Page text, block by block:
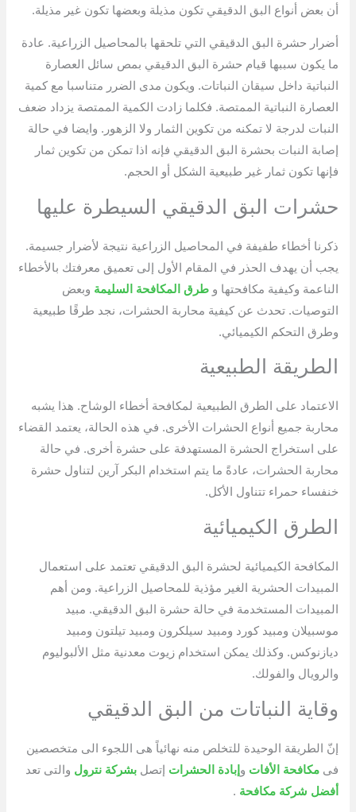
أن بعض أنواع البق الدقيقي تكون مذيلة وبعضها تكون غير مذيلة.
أضرار حشرة البق الدقيقي التي تلحقها بالمحاصيل الزراعية. عادة
ما يكون سببها قيام حشرة البق الدقيقي بمص سائل العصارة
النباتية داخل سيقان النباتات. ويكون مدى الضرر متناسبا مع كمية
العصارة النباتية الممتصة. فكلما زادت الكمية الممتصة يزداد ضعف
النبات لدرجة لا تمكنه من تكوين الثمار ولا الزهور. وايضا في حالة
إصابة النبات بحشرة البق الدقيقي فإنه اذا تمكن من تكوين ثمار
فإنها تكون ثمار غير طبيعية الشكل أو الحجم.
حشرات البق الدقيقي السيطرة عليها
ذكرنا أخطاء طفيفة في المحاصيل الزراعية نتيجة لأضرار جسيمة.
يجب أن يهدف الحذر في المقام الأول إلى تعميق معرفتك بالأخطاء
الناعمة وكيفية مكافحتها وطرق المكافحة السليمة وبعض
التوصيات. تحدث عن كيفية محاربة الحشرات، نجد طرقًا طبيعية
وطرق التحكم الكيميائي.
الطريقة الطبيعية
الاعتماد على الطرق الطبيعية لمكافحة أخطاء الوشاح. هذا يشبه
محاربة جميع أنواع الحشرات الأخرى. في هذه الحالة، يعتمد القضاء
على استخراج الحشرة المستهدفة على حشرة أخرى. في حالة
محاربة الحشرات، عادةً ما يتم استخدام البكر آرين لتناول حشرة
خنفساء حمراء تتناول الأكل.
الطرق الكيميائية
المكافحة الكيميائية لحشرة البق الدقيقي تعتمد على استعمال
المبيدات الحشرية الغير مؤذية للمحاصيل الزراعية. ومن أهم
المبيدات المستخدمة في حالة حشرة البق الدقيقي. مبيد
موسبيلان ومبيد كورد ومبيد سيلكرون ومبيد تيلتون ومبيد
ديازنوكس. وكذلك يمكن استخدام زيوت معدنية مثل الألبوليوم
والرويال والفولك.
وقاية النباتات من البق الدقيقي
إنّ الطريقة الوحيدة للتخلص منه نهائياً هى اللجوء الى متخصصين
فىمكافحة الأفات و إبادة الحشرات إتصلبشركة نترول والتى تعد
أفضل شركة مكافحة .